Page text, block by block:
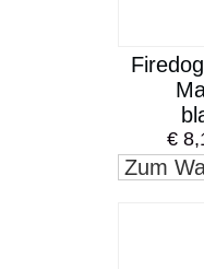
€
Zum